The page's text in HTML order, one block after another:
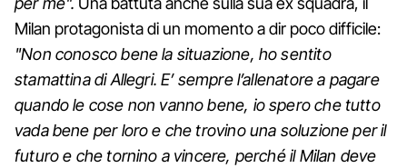
Milan protagonista di un momento a dir poco difficile:
"Non conosco bene la situazione, ho sentito
stamattina di Allegri. E’ sempre l’allenatore a pagare
quando le cose non vanno bene, io spero che tutto
vada bene per loro e che trovino una soluzione per il
futuro e che tornino a vincere, perché il Milan deve